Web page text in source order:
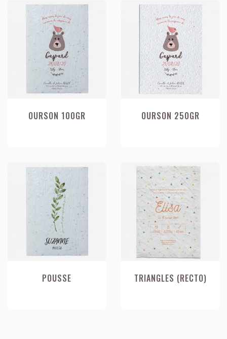
OURSON 100GR OURSON 250GR
POUSSE TRIANGLES (RECTO)